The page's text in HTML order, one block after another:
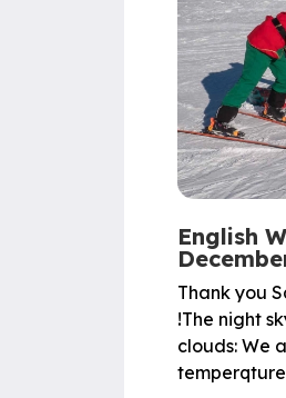
English
Thank you
!The night
clouds: We